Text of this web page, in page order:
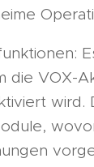
die VOX-
wird.